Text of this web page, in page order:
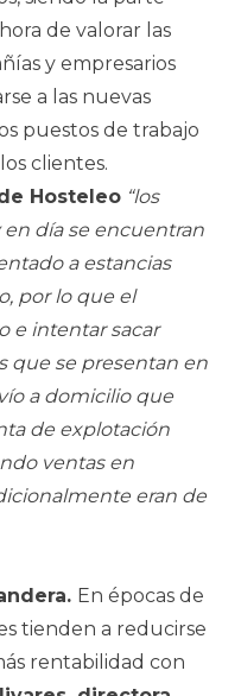
de valorar las
y empresarios
a las nuevas
puestos de trabajo
clientes.
Hosteleo “los
día se encuentran
a estancias
por lo que el
e intentar sacar
que se presentan en
a domicilio que
de explotación
ventas en
eran de
En épocas de
tienden a reducirse
rentabilidad con